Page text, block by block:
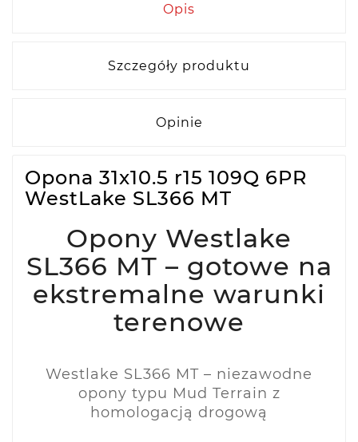
Opis
Szczegóły produktu
Opinie
Opona 31x10.5 r15 109Q 6PR
WestLake SL366 MT
Opony Westlake
SL366 MT – gotowe na
ekstremalne warunki
terenowe
Westlake SL366 MT – niezawodne
opony typu Mud Terrain z
homologacją drogową